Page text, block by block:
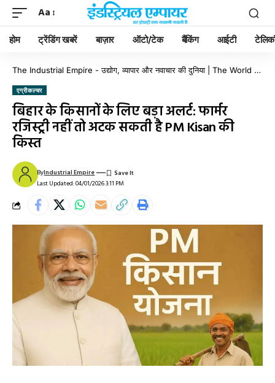
Aa
होम ट्रेंडिंग खबरें बाज़ार ऑटो/टेक बैंकिंग आईटी
The Industrial Empire - उद्योग, व्यापार और नवाचार की दुनिया | The World of Industry, Business & Innovation
एग्रीकल्चर
बिहार के किसानों के लिए बड़ा अलर्ट: फार्मर
रजिस्ट्री नहीं तो अटक सकती है PM Kisan की
किस्त
Last Updated: 04/01/2026 3:11 PM
ByIndustrial Empire